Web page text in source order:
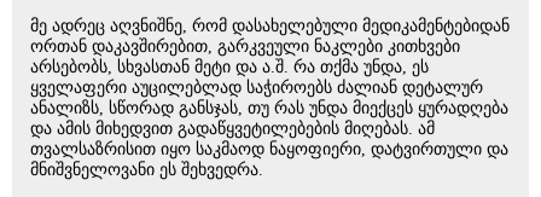
მე ადრეც აღვნიშნე, რომ დასახელებული მედიკამენტებიდან
ორთან დაკავშირებით, გარკვეული ნაკლები კითხვები
არსებობს, სხვასთან მეტი და ა.შ. რა თქმა უნდა, ეს
ყველაფერი აუცილებლად საჭიროებს ძალიან დეტალურ
ანალიზს, სწორად განსჯას, თუ რას უნდა მიექცეს ყურადღება
და ამის მიხედვით გადაწყვეტილებების მიღებას. ამ
თვალსაზრისით იყო საკმაოდ ნაყოფიერი, დატვირთული და
მნიშვნელოვანი ეს შეხვედრა.